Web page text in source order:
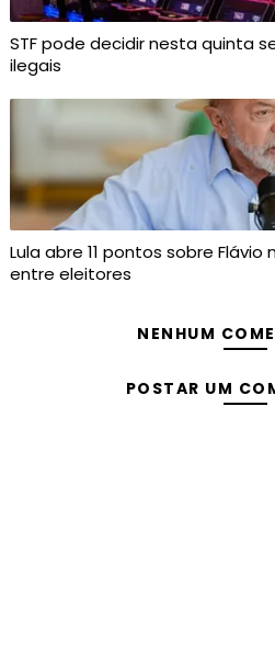
STF pode decidir nesta quinta
ilegais
Lula abre 11 pontos sobre
entre eleitores
NENHUM
POSTAR UM